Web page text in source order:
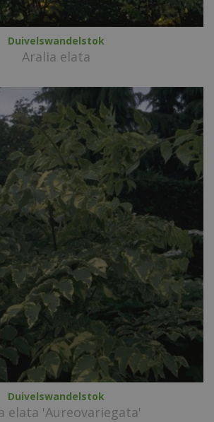
Duivelswandelstok
Aralia elata
Duivelswandelstok
elata 'Aureovariegata'